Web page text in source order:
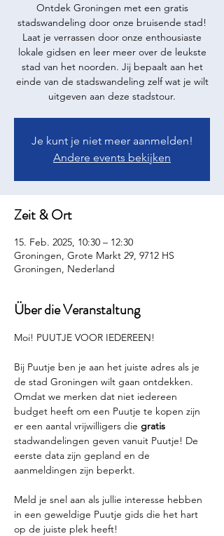
Ontdek Groningen met een gratis
stadswandeling door onze bruisende stad!
Laat je verrassen door onze enthousiaste
lokale gidsen en leer meer over de leukste
stad van het noorden. Jij bepaalt aan het
einde van de stadswandeling zelf wat je wilt
uitgeven aan deze stadstour.
Je kunt je niet meer aanmelden!
Andere events bekijken
Zeit & Ort
15. Feb. 2025, 10:30 – 12:30
Groningen, Grote Markt 29, 9712 HS
Groningen, Nederland
Über die Veranstaltung
Moi! PUUTJE VOOR IEDEREEN!
Bij Puutje ben je aan het juiste adres als je
de stad Groningen wilt gaan ontdekken.
Omdat we merken dat niet iedereen
budget heeft om een Puutje te kopen zijn
er een aantal vrijwilligers die gratis
stadwandelingen geven vanuit Puutje! De
eerste data zijn gepland en de
aanmeldingen zijn beperkt.
Meld je snel aan als jullie interesse hebben
in een geweldige Puutje gids die het hart
op de juiste plek heeft!